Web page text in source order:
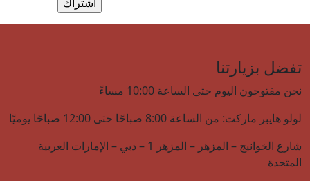
تفضل بزيارتنا
نحن مفتوحون اليوم حتى الساعة 10:00 مساءً
لولو هايبر ماركت: من الساعة 8:00 صباحًا حتى 12:00 صباحًا يوميًا
شارع الخوانيج – المزهر – المزهر 1 – دبي – الإمارات العربية
المتحدة